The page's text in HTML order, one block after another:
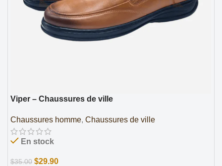
Viper – Chaussures de ville
Chaussures homme, Chaussures de ville
En stock
$35.00 $29.90